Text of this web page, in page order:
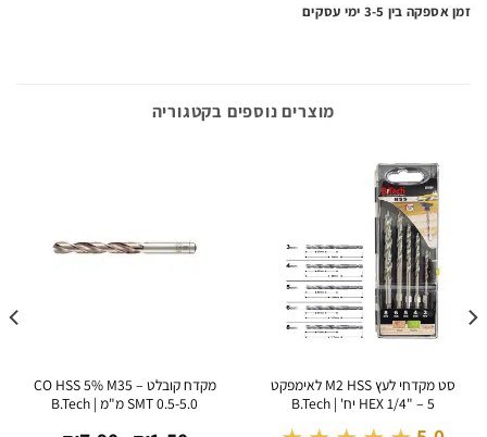
בין 3-5 ימי עסקים
מוצרים נוספים בקטגוריה
סט מקדחי לעץ M2 HSS לאימפקט
HEX 1/4" – 5 יח' | B.Tech
מקדח קובלט CO HSS 5% M35 –
SMT 0.5-5.0 מ"מ | B.Tech